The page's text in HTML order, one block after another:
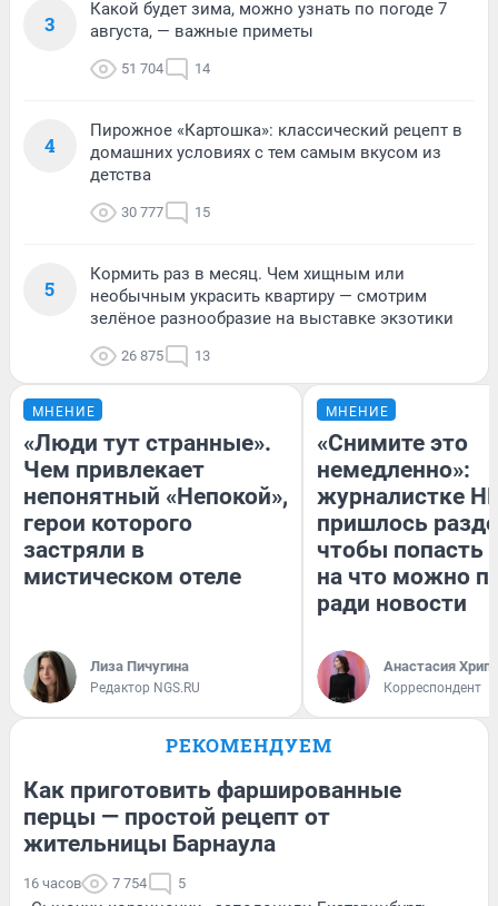
3
Какой будет зима, можно узнать по погоде 7
августа, — важные приметы
51 704 14
4
Пирожное «Картошка»: классический рецепт в
домашних условиях с тем самым вкусом из
детства
30 777 15
5
Кормить раз в месяц. Чем хищным или
необычным украсить квартиру — смотрим
зелёное разнообразие на выставке экзотики
26 875 13
МНЕНИЕ
«Люди тут странные».
Чем привлекает
непонятный «Непокой»,
герои которого
застряли в
мистическом отеле
Лиза Пичугина
Редактор NGS.RU
МНЕНИЕ
«Снимите это
немедленно»:
журналистке
пришлось
чтобы попасть
на что можно
ради новости
Анастасия
Корреспондент
РЕКОМЕНДУЕМ
Как приготовить фаршированные
перцы — простой рецепт от
жительницы Барнаула
16 часов 7 754 5